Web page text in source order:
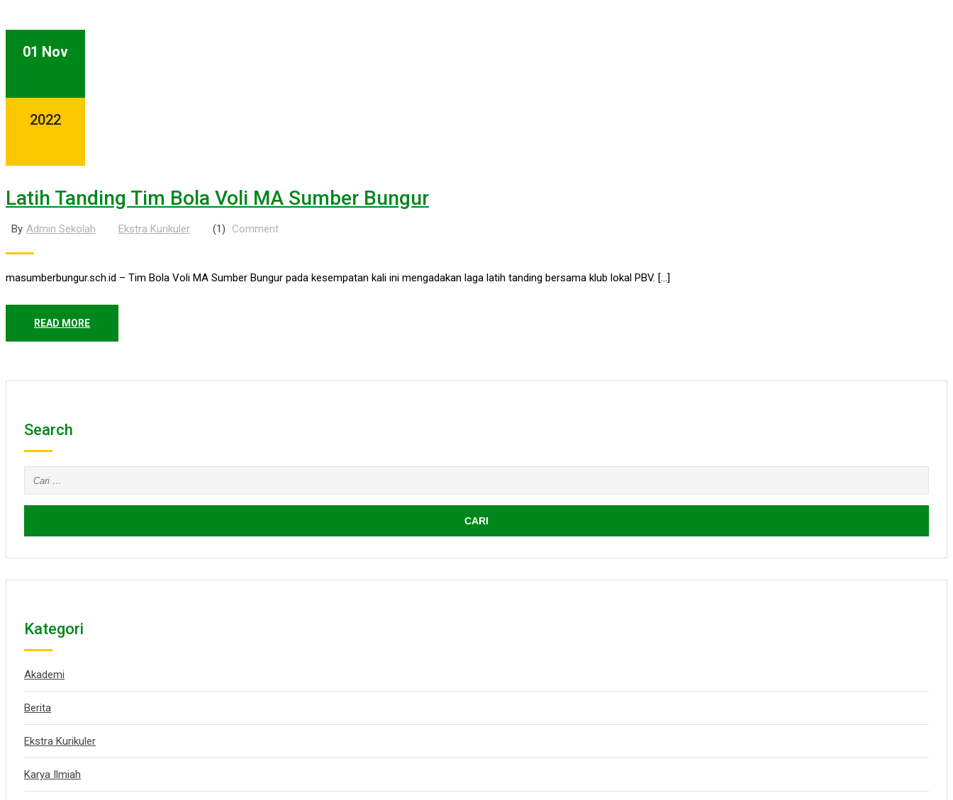
01 Nov
2022
Latih Tanding Tim Bola Voli MA Sumber Bungur
By Admin Sekolah Ekstra Kurikuler (1) Comment
masumberbungur.sch.id – Tim Bola Voli MA Sumber Bungur pada kesempatan kali ini mengadakan laga latih tanding bersama klub lokal PBV. […]
READ MORE
Search
Cari
untuk:
Kategori
Akademi
Berita
Ekstra Kurikuler
Karya Ilmiah